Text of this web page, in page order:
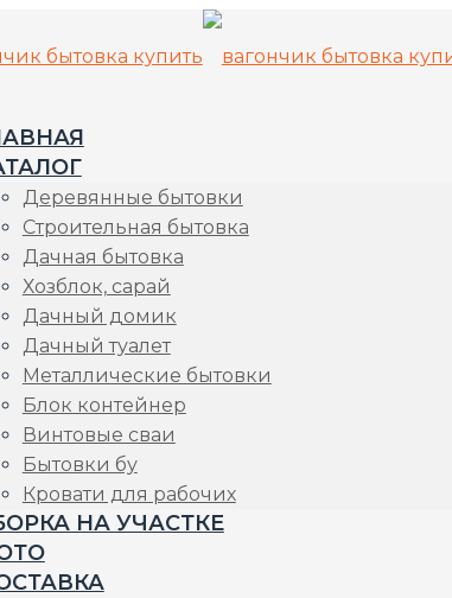
Деревянные бытовки
Строительная бытовка
Дачная бытовка
Хозблок, сарай
Дачный домик
Дачный туалет
Металлические бытовки
Блок контейнер
Винтовые сваи
Бытовки бу
Кровати для рабочих
НА УЧАСТКЕ